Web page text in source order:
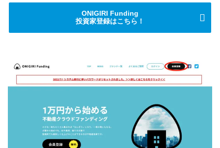
ONIGIRI Funding
投資家登録はこちら！